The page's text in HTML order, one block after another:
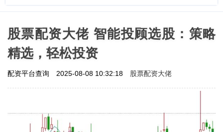
股票配资大佬 智能投顾选股：策略
精选，轻松投资
配资平台查询 2025-08-08 10:32:18 股票配资大佬